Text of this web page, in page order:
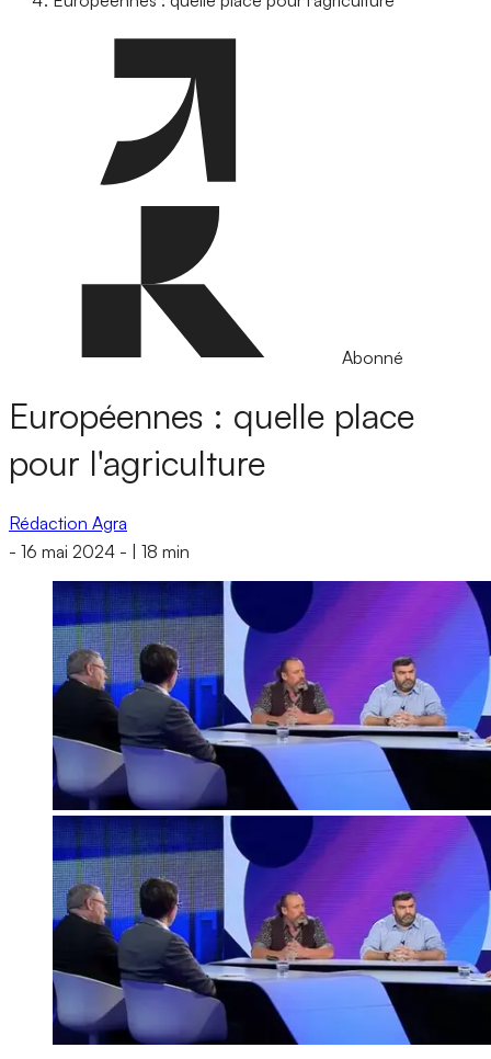
Abonné
Européennes : quelle place
pour l'agriculture
Rédaction Agra
- 16 mai 2024 - 18 min